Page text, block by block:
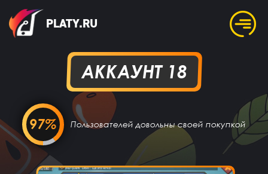
PLATY.RU
АККАУНТ 18
97% Пользователей довольны своей покупкой